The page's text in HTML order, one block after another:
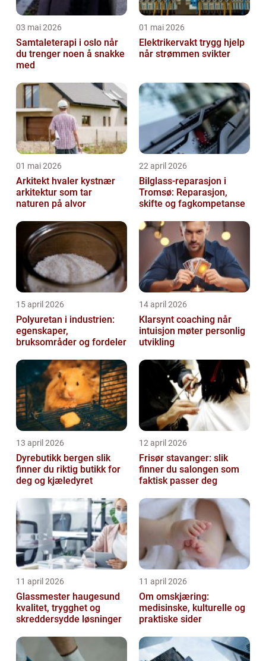
03 mai 2026
Samtaleterapi i oslo når
du trenger noen å snakke
med
01 mai 2026
Elektrikervakt trygg hjelp
når strømmen svikter
01 mai 2026
Arkitekt hvaler kystnær
arkitektur som tar
naturen på alvor
22 april 2026
Bilglass-reparasjon i
Tromsø: Reparasjon,
skifte og fagkompetanse
15 april 2026
Polyuretan i industrien:
egenskaper,
bruksområder og fordeler
14 april 2026
Klarsynt coaching når
intuisjon møter personlig
utvikling
13 april 2026
Dyrebutikk bergen slik
finner du riktig butikk for
deg og kjæledyret
12 april 2026
Frisør stavanger: slik
finner du salongen som
faktisk passer deg
11 april 2026
Glassmester haugesund
kvalitet, trygghet og
skreddersydde løsninger
11 april 2026
Om omskjæring:
medisinske, kulturelle og
praktiske sider